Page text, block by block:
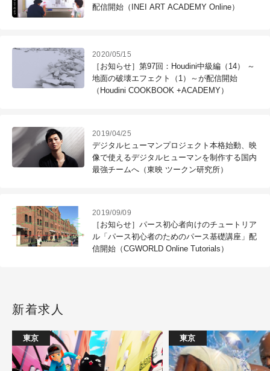
配信開始（INEI ART ACADEMY Online）
2020/05/15
［お知らせ］第97回：Houdini中級編（14） ～
地面の破壊エフェクト（1）～が配信開始
（Houdini COOKBOOK +ACADEMY）
2019/04/25
デジタルヒューマンプロジェクト本格始動、映
像で使えるデジタルヒューマンを制作する国内
最強チームへ（東映 ツークン研究所）
2019/09/09
［お知らせ］パース初心者向けのチュートリア
ル「パース初心者のためのパース基礎講座」配
信開始（CGWORLD Online Tutorials）
新着求人
東京 東京